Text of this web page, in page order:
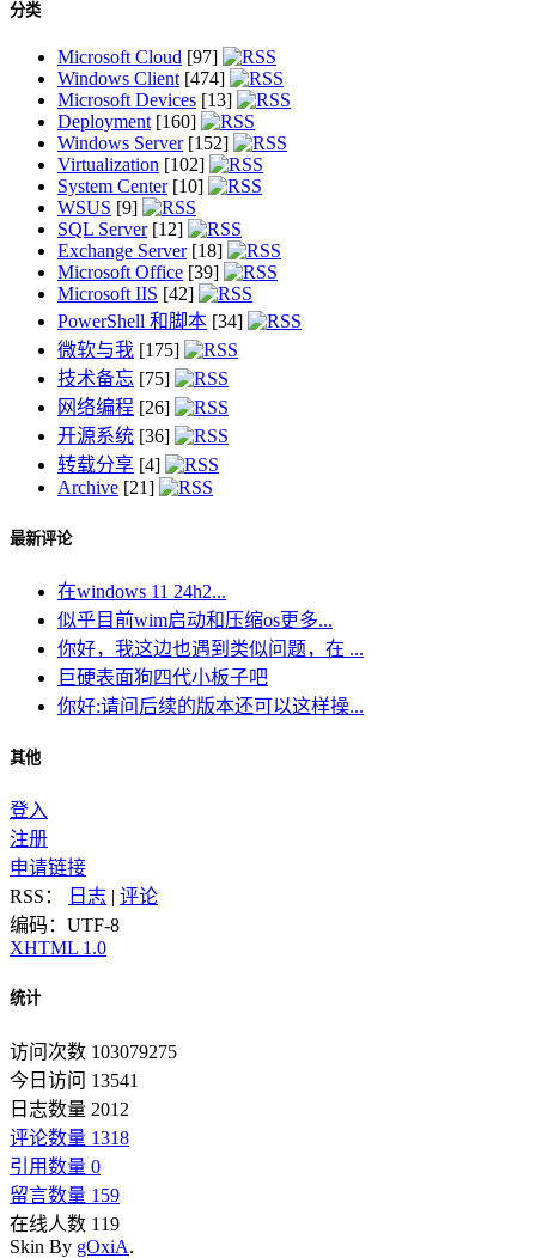
分类
Microsoft Cloud [97]
Windows Client[474]
Microsoft Devices [13]
Deployment[160]
Windows Server[152]
Virtualization [102]
System Center[10]
WSUS [9]
SQL Server[12]
Exchange Server[18]
Microsoft Office [39]
Microsoft IIS [42]
PowerShell 和脚本 [34]
微软与我 [175]
技术备忘 [75]
网络编程 [26]
开源系统 [36]
转载分享 [4]
Archive [21]
最新评论
在windows 11 24h2...
似乎目前wim启动和压缩os更多...
你好，我这边也遇到类似问题，在 ...
巨硬表面狗四代小板子吧
你好:请问后续的版本还可以这样操...
其他
登入
注册
申请链接
RSS：
日志 | 评论
编码：UTF-8
XHTML 1.0
统计
访问次数 103079275
今日访问 13541
日志数量 2012
评论数量 1318
引用数量 0
留言数量 159
在线人数 119
Skin By gOxiA.